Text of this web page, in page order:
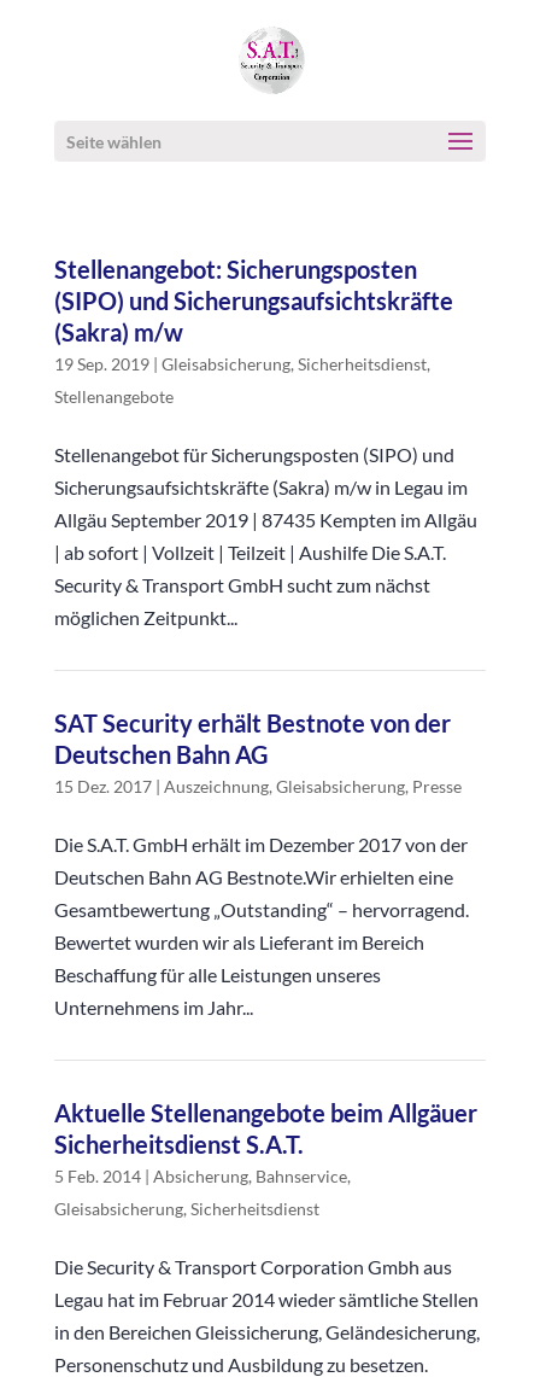
Seite wählen
Stellenangebot: Sicherungsposten
(SIPO) und Sicherungsaufsichtskräfte
(Sakra) m/w
19 Sep. 2019| Gleisabsicherung, Sicherheitsdienst,
Stellenangebote
Stellenangebot für Sicherungsposten (SIPO) und
Sicherungsaufsichtskräfte (Sakra) m/w in Legau im
Allgäu September 2019 | 87435 Kempten im Allgäu
| ab sofort | Vollzeit | Teilzeit | Aushilfe Die S.A.T.
Security & Transport GmbH sucht zum nächst
möglichen Zeitpunkt...
SAT Security erhält Bestnote von der
Deutschen Bahn AG
15 Dez. 2017| Auszeichnung, Gleisabsicherung, Presse
Die S.A.T. GmbH erhält im Dezember 2017 von der
Deutschen Bahn AG Bestnote.Wir erhielten eine
Gesamtbewertung „Outstanding“ – hervorragend.
Bewertet wurden wir als Lieferant im Bereich
Beschaffung für alle Leistungen unseres
Unternehmens im Jahr...
Aktuelle Stellenangebote beim Allgäuer
Sicherheitsdienst S.A.T.
5 Feb. 2014| Absicherung, Bahnservice,
Gleisabsicherung, Sicherheitsdienst
Die Security & Transport Corporation Gmbh aus
Legau hat im Februar 2014 wieder sämtliche Stellen
in den Bereichen Gleissicherung, Geländesicherung,
Personenschutz und Ausbildung zu besetzen.